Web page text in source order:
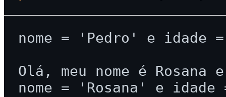
nome = 'Pedro' e idade
Olá, meu nome é Rosana
nome = 'Rosana' e idade